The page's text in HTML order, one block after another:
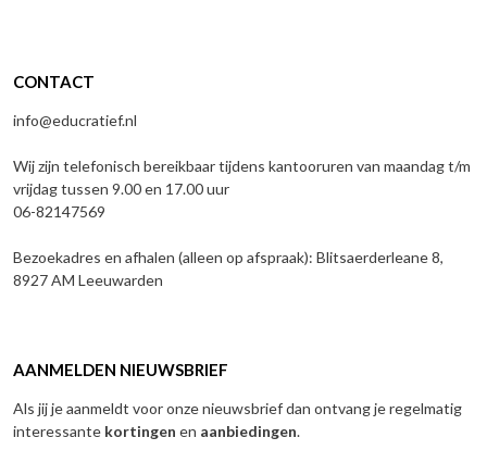
CONTACT
info@educratief.nl
Wij zijn telefonisch bereikbaar tijdens kantooruren van maandag t/m
vrijdag tussen 9.00 en 17.00 uur
06-82147569
Bezoekadres en afhalen (alleen op afspraak): Blitsaerderleane 8,
8927 AM Leeuwarden
AANMELDEN NIEUWSBRIEF
Als jij je aanmeldt voor onze nieuwsbrief dan ontvang je regelmatig
interessante kortingen en aanbiedingen.